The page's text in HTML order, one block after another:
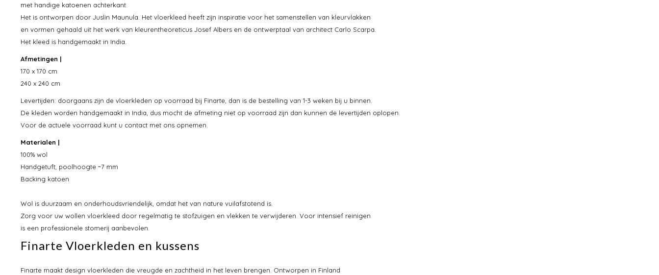
met handige katoenen achterkant.
Het is ontworpen door Juslin Maunula. Het vloerkleed heeft zijn inspiratie voor het samenstellen van kleurvlakken
en vormen gehaald uit het werk van kleurentheoreticus Josef Albers en de ontwerptaal van architect Carlo Scarpa.
Het kleed is handgemaakt in India.
Afmetingen |
170 x 170 cm
240 x 240 cm
Levertijden: doorgaans zijn de vloerkleden op voorraad bij Finarte, dan is de bestelling van 1-3 weken bij u binnen.
De kleden worden handgemaakt in India, dus mocht de afmeting niet op voorraad zijn dan kunnen de levertijden oplopen.
Voor de actuele voorraad kunt u contact met ons opnemen.
Materialen |
100% wol
Handgetuft, poolhoogte ~7 mm
Backing katoen
Wol is duurzaam en onderhoudsvriendelijk, omdat het van nature vuilafstotend is.
Zorg voor uw wollen vloerkleed door regelmatig te stofzuigen en vlekken te verwijderen. Voor intensief reinigen
is een professionele stomerij aanbevolen.
Finarte Vloerkleden en kussens
Finarte maakt design vloerkleden die vreugde en zachtheid in het leven brengen. Ontworpen in Finland